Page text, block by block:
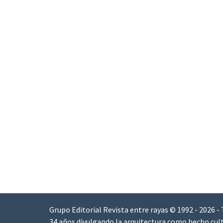
Grupo Editorial Revista entre rayas © 1992 - 2026 -